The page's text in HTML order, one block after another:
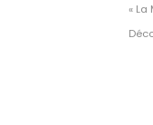
« La